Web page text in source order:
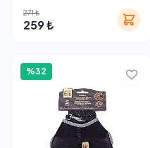
271 ₺
259 ₺
%32